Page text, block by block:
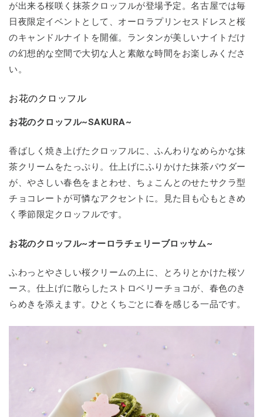
が出来る桜咲く抹茶クロッフルが登場予定。名古屋では毎
日夜限定イベントとして、オーロラプリンセスドレスと桜
のキャンドルナイトを開催。ランタンが美しいナイトだけ
の幻想的な空間で大切な人と素敵な時間をお楽しみくださ
い。
お花のクロッフル
お花のクロッフル~SAKURA~
香ばしく焼き上げたクロッフルに、ふんわりなめらかな抹
茶クリームをたっぷり。仕上げにふりかけた抹茶パウダー
が、やさしい春色をまとわせ、ちょこんとのせたサクラ型
チョコレートが可憐なアクセントに。見た目も心もときめ
く季節限定クロッフルです。
お花のクロッフル~オーロラチェリーブロッサム~
ふわっとやさしい桜クリームの上に、とろりとかけた桜ソ
ース。仕上げに散らしたストロベリーチョコが、春色のき
らめきを添えます。ひとくちごとに春を感じる一品です。